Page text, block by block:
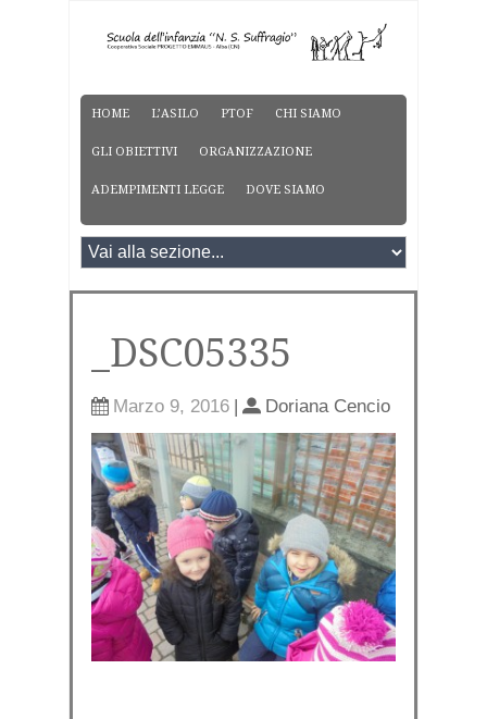
HOME L’ASILO PTOF CHI SIAMO
GLI OBIETTIVI ORGANIZZAZIONE
ADEMPIMENTI LEGGE DOVE SIAMO
_DSC05335
Marzo 9, 2016 | Doriana Cencio